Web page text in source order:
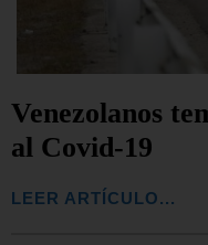
Venezolanos
al Covid-19
LEER ARTÍCULO...